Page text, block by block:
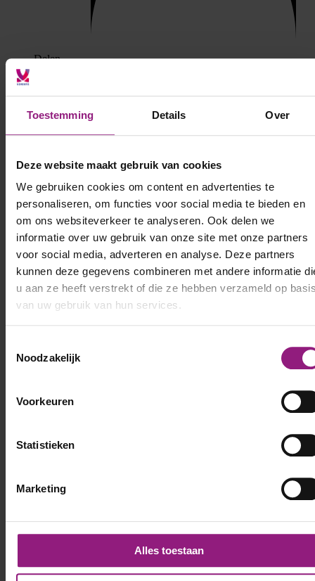
Toestemming Details Over
Deze website maakt gebruik van cookies
We gebruiken cookies om content en advertenties te
personaliseren, om functies voor social media te bieden en
om ons websiteverkeer te analyseren. Ook delen we
informatie over uw gebruik van onze site met onze partners
voor social media, adverteren en analyse. Deze partners
kunnen deze gegevens combineren met andere informatie
u aan ze heeft verstrekt of die ze hebben verzameld op
van uw gebruik van hun services.
Noodzakelijk
Voorkeuren
Statistieken
Marketing
Alles toestaan
Delen
Andere succesverhalen